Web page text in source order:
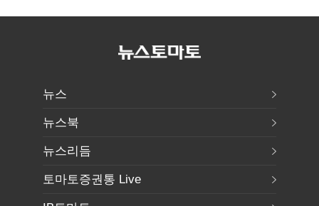
뉴스
뉴스북
뉴스리듬
토마토증권통 Live